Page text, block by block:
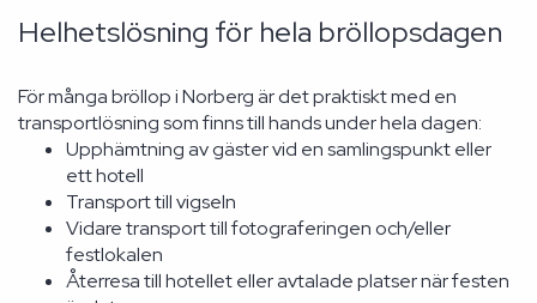
Helhetslösning för hela bröllopsdagen
För många bröllop i Norberg är det praktiskt med en
transportlösning som finns till hands under hela dagen:
Upphämtning av gäster vid en samlingspunkt eller
ett hotell
Transport till vigseln
Vidare transport till fotograferingen och/eller
festlokalen
Återresa till hotellet eller avtalade platser när festen